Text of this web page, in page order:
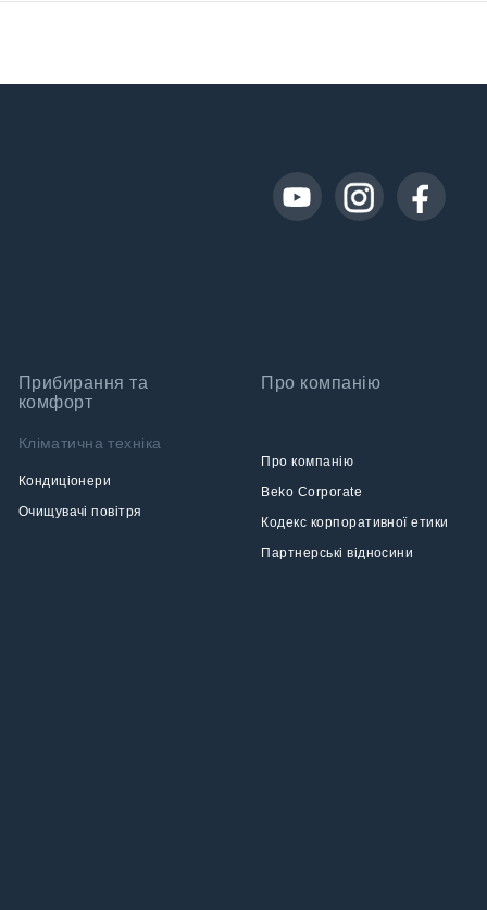
Прибирання та
комфорт
Кліматична техніка
Кондиціонери
Очищувачі повітря
Про компанію
Про компанію
Beko Corporate
Кодекс корпоративної етики
Партнерські відносини